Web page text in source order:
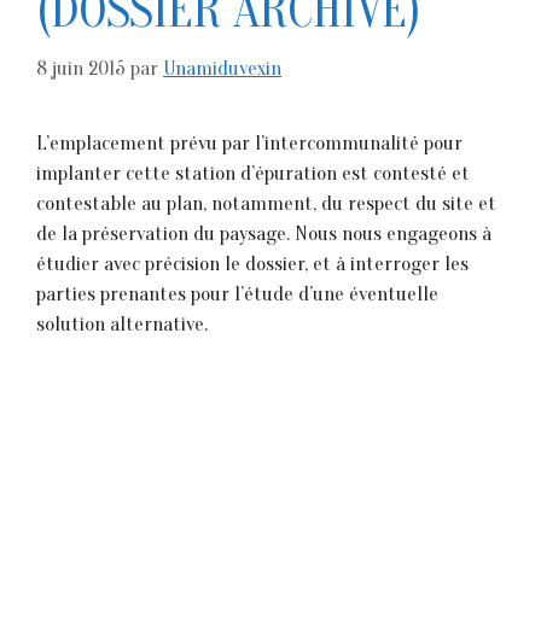
8 juin 2015 par Unamiduvexin
L’emplacement prévu par l’intercommunalité pour
implanter cette station d’épuration est contesté et
contestable au plan, notamment, du respect du site et
de la préservation du paysage. Nous nous engageons à
étudier avec précision le dossier, et à interroger les
parties prenantes pour l’étude d’une éventuelle
solution alternative.